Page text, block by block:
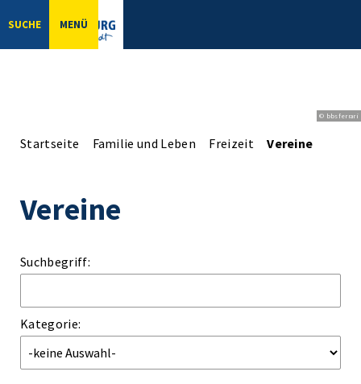
SUCHE MENÜ
© bbsferrari
Startseite Familie und Leben Freizeit Vereine
Vereine
Suchbegriff:
Kategorie: